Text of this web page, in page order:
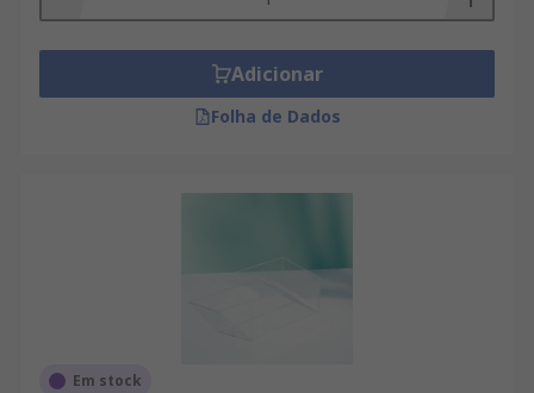
Adicionar
Folha de Dados
Em stock